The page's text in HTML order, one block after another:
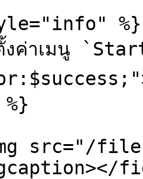
%}
งค่าเมนู
src="/files/